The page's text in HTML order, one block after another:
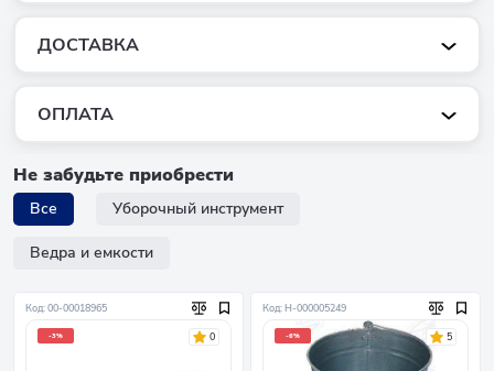
ДОСТАВКА
ОПЛАТА
Не забудьте приобрести
Все Уборочный инструмент
Ведра и емкости
Код: 00-00018965
-3% 0
Код: Н-000005249
-6% 5